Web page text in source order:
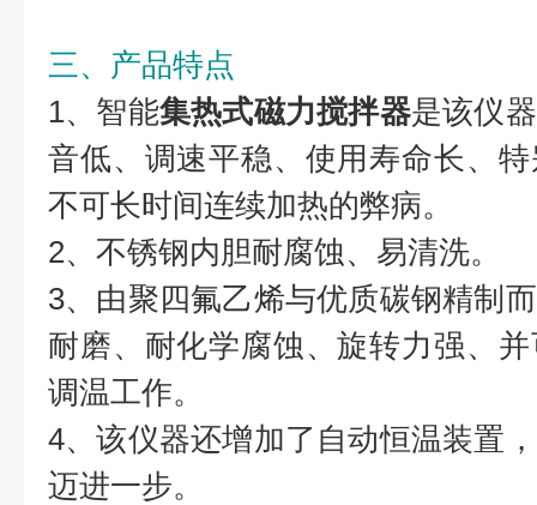
三、产品特点
1、智能集热式磁力搅拌器是该仪
音低、调速平稳、使用寿命长、
不可长时间连续加热的弊病。
2、不锈钢内胆耐腐蚀、易清洗。
3、由聚四氟乙烯与优质碳钢精制
耐磨、耐化学腐蚀、旋转力强、
调温工作。
4、该仪器还增加了自动恒温装置
迈进一步。